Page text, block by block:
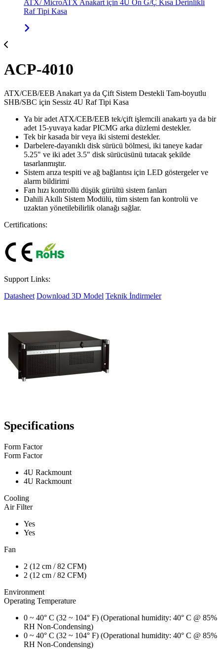
ATX/ MicroATX Anakart için 4U Ön G/Ç Kısa Derinlikli
Raf Tipi Kasa
ACP-4010
ATX/CEB/EEB Anakart ya da Çift Sistem Destekli Tam-boyutlu
SHB/SBC için Sessiz 4U Raf Tipi Kasa
Ya bir adet ATX/CEB/EEB tek/çift işlemcili anakartı ya da bir
adet 15-yuvaya kadar PICMG arka düzlemi destekler.
Tek bir kasada bir veya iki sistemi destekler.
Darbelere-dayanıklı disk sürücü bölmesi, iki taneye kadar
5.25" ve iki adet 3.5" disk sürücüsünü tutacak şekilde
tasarlanmıştır.
Sistem arıza tespiti ve ağ bağlantısı için LED göstergeler ve
alarm bildirimi
Fan hızı kontrollü düşük gürültü sistem fanları
Dahili Akıllı Sistem Modülü, tüm sistem fan kontrolü ve
uzaktan yönetilebilirlik olanağı sağlar.
Certifications:
Support Links:
Datasheet Download 3D Model Teknik İndirmeler
Specifications
Form Factor
Form Factor
4U Rackmount
4U Rackmount
Cooling
Air Filter
Yes
Yes
Fan
2 (12 cm / 82 CFM)
2 (12 cm / 82 CFM)
Environment
Operating Temperature
0 ~ 40° C (32 ~ 104° F) (Operational humidity: 40° C @ 85%
RH Non-Condensing)
0 ~ 40° C (32 ~ 104° F) (Operational humidity: 40° C @ 85%
RH Non-Condensing)